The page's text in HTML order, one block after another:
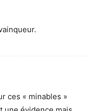
ces « minables »